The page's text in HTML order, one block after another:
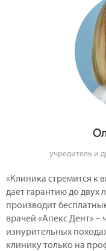
учредитель и
«Клиника стремится к
дает гарантию до двух
производит
врачей «Апекс Дент»
изнурительных
клинику только на